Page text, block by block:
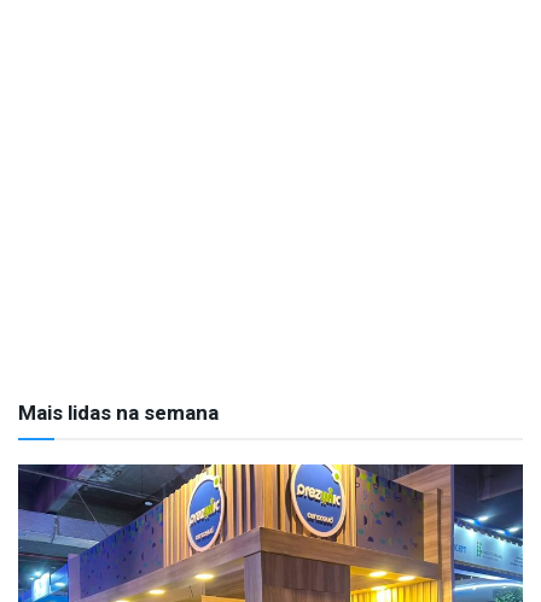
Mais lidas na semana